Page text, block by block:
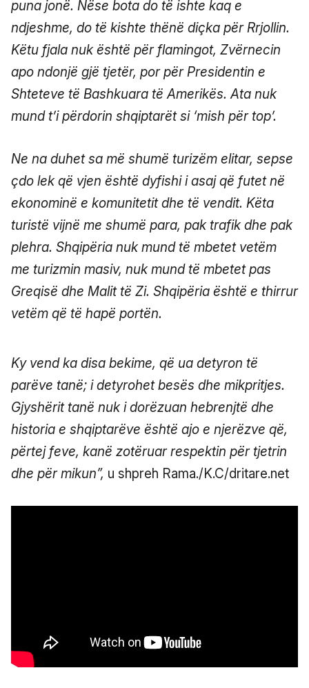
puna jonë. Nëse bota do të ishte kaq e
ndjeshme, do të kishte thënë diçka për Rrjollin.
Këtu fjala nuk është për flamingot, Zvërnecin
apo ndonjë gjë tjetër, por për Presidentin e
Shteteve të Bashkuara të Amerikës. Ata nuk
mund t’i përdorin shqiptarët si ‘mish për top’.
Ne na duhet sa më shumë turizëm elitar, sepse
çdo lek që vjen është dyfishi i asaj që futet në
ekonominë e komunitetit dhe të vendit. Këta
turistë vijnë me shumë para, pak trafik dhe pak
plehra. Shqipëria nuk mund të mbetet vetëm
me turizmin masiv, nuk mund të mbetet pas
Greqisë dhe Malit të Zi. Shqipëria është e thirrur
vetëm që të hapë portën.
Ky vend ka disa bekime, që ua detyron të
parëve tanë; i detyrohet besës dhe mikpritjes.
Gjyshërit tanë nuk i dorëzuan hebrenjtë dhe
historia e shqiptarëve është ajo e njerëzve që,
përtej feve, kanë zotëruar respektin për tjetrin
dhe për mikun”, u shpreh Rama./K.C/dritare.net